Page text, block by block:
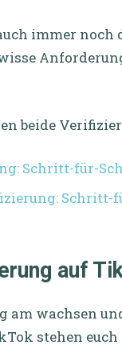
immer noch
beide
Schritt-für-
auf
wachsen
stehen